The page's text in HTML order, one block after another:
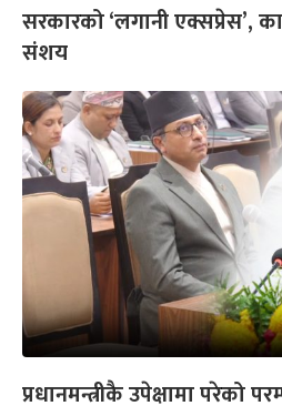
सरकारको ‘लगानी एक्सप्रेस’,
संशय
प्रधानमन्त्रीकै उपेक्षामा परेको